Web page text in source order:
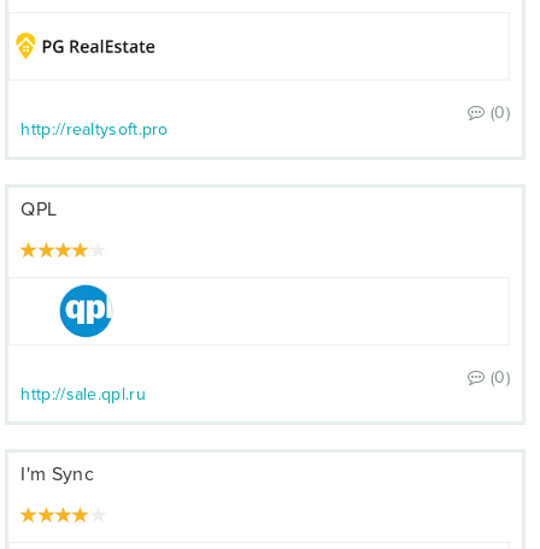
(0)
http://realtysoft.pro
QPL
(0)
http://sale.qpl.ru
I'm Sync